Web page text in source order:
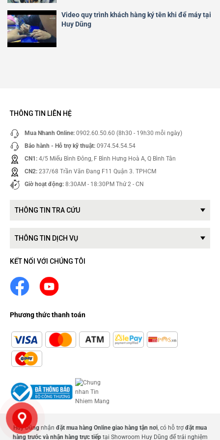
Video quy trình khách hàng ký tên khi để máy tại
Huy Dũng
THÔNG TIN LIÊN HỆ
Mua Nhanh Online: 0902.60.50.60 (8h30 - 19h30 mỗi ngày)
Bảo hành - Hỗ trợ kỹ thuật: 0974.54.54.54
CN1: 4/5 Miếu Bình Đông, F Bình Hưng Hoà A, Q Bình Tân
CN2: 237/68 Trần Văn Đang F11 Quận 3. TPHCM
Giờ hoạt động: 8:30AM - 18:30PM Thứ 2 - CN
THÔNG TIN TRA CỨU
THÔNG TIN DỊCH VỤ
KẾT NỐI VỚI CHÚNG TÔI
Phương thức thanh toán
Huy Dũng nhận đặt mua hàng Online giao hàng tận nơi, có hỗ trợ đặt mua
hàng trước và nhận hàng trực tiếptại Showroom Huy Dũng để trải nghiệm